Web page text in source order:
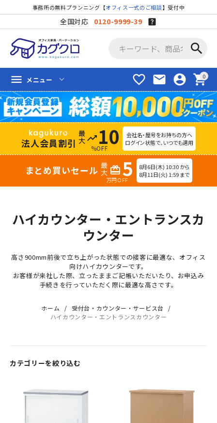
事務所の無料プランニング【オフィス一式のご相談】受付中
全国対応 0120-9999-39
search
favorite_border mail account_circle shopping_cart
menu メニュー
法人会員割引 trending_up 10
%OFF
会社名・屋号をお持ちの方へ
ログイン状態で、いつでも適用
まとめ買いセール redeem 5
万円OFF
8月6日(木) 10:30 から
8月11日(火) 1:59 まで
ハイカウンター・エントランスカ
ウンター
高さ900mm前後で立ち上がった状態での接客に最適な、オフィス
向けハイカウンターです。
お客様が来社した際、立ったままご記帳いただいたり、お申込み
手続きを行っていただく際に最適な高さです。
ホーム
受付台・カウンター・サービス台
ハイカウンター・エントランスカウンター
カテゴリーを絞り込む